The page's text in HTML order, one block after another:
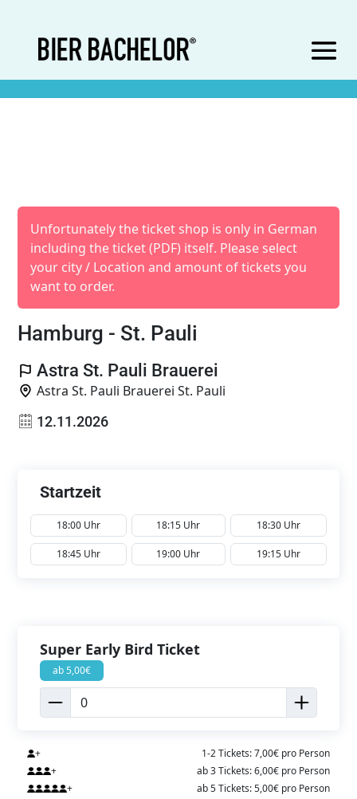
Unfortunately the ticket shop is only in German
including the ticket (PDF) itself. Please select
your city / Location and amount of tickets you
want to order.
Hamburg - St. Pauli
Astra St. Pauli Brauerei
Astra St. Pauli Brauerei St. Pauli
12.11.2026
Startzeit
18:00 Uhr 18:15 Uhr 18:30 Uhr
18:45 Uhr 19:00 Uhr 19:15 Uhr
Super Early Bird Ticket
ab 5,00€
+
1-2 Tickets: 7,00€ pro Person
+
ab 3 Tickets: 6,00€ pro Person
+
ab 5 Tickets: 5,00€ pro Person